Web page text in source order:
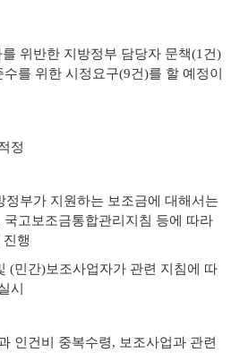
위반한 지방정부 담당자 문책(1건)
를 위한 시정요구(9건)를 할 예정이
정
부가 지원하는 보조금에 대해서는
국고보조금통합관리지침 등에 따라
행
(민간)보조사업자가 관련 지침에 따
시
인건비 중복수령, 보조사업과 관련